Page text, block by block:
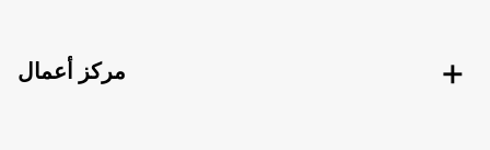
مركز أعمال